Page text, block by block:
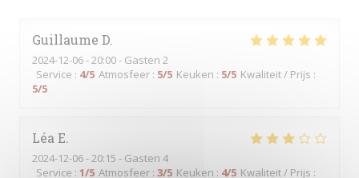
Guillaume D
2024-12-06- 20:00 - Gasten 2
Service : 4/5 Atmosfeer : 5/5 Keuken : 5/5 Kwaliteit / Prijs :
5/5
Léa E
2024-12-06- 20:15 - Gasten 4
Service : 1/5 Atmosfeer : 3/5 Keuken : 4/5 Kwaliteit / Prijs :